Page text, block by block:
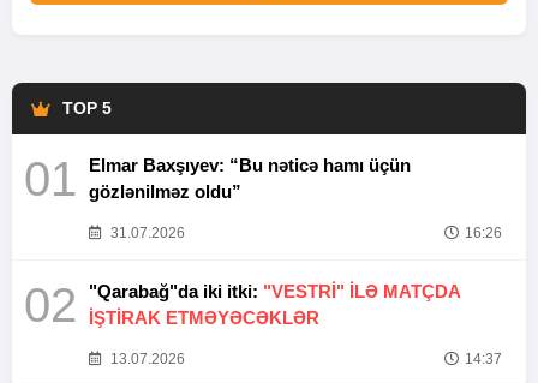
TOP 5
01
Elmar Baxşıyev: “Bu nəticə hamı üçün
gözlənilməz oldu”
31.07.2026 16:26
02 "Qarabağ"da iki itki: "VESTRİ" İLƏ MATÇDA
İŞTİRAK ETMƏYƏCƏKLƏR
13.07.2026 14:37